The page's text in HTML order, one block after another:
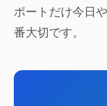
ポートだけ今日
番大切です。